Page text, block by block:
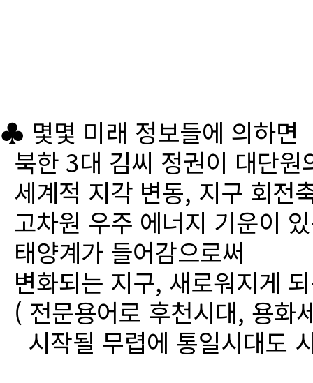
♣ 몇몇 미래 정보들에 의하면
북한 3대 김씨 정권이 대단
세계적 지각 변동, 지구 회전
고차원 우주 에너지 기운이
태양계가 들어감으로써
변화되는 지구, 새로워지게
( 전문용어로 후천시대, 용화
시작될 무렵에 통일시대도